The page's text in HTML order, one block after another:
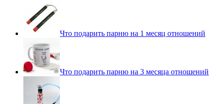
Что подарить парню на 1 месяц отношений
Что подарить парню на 3 месяца отношений